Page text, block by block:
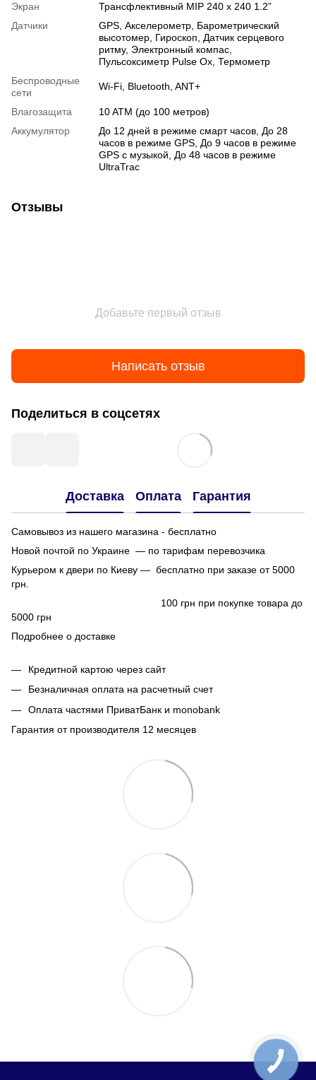
Экран
Трансфлективный MIP 240 x 240 1.2”
Датчики
GPS Акселерометр Барометрический
высотомер Гироскоп
Датчик серцевого
ритму, Электронный компас
Пульсоксиметр Pulse Ox Термометр
Беспроводные
сети
Wi-Fi Bluetooth ANT+
Влагозащита
10 ATM (до 100 метров)
Аккумулятор
До 12 дней в режиме смарт часов, До 28
часов в режиме GPS, До 9 часов в режиме
GPS с музыкой, До 48 часов в режиме
UltraTrac
Отзывы
Добавьте первый отзыв
Написать отзыв
Поделиться в соцсетях
Доставка Оплата Гарантия
Самовывоз из нашего магазина - бесплатно
Новой почтой по Украине — по тарифам перевозчика
Курьером к двери по Киеву — бесплатно при заказе от 5000
грн.
100 грн при покупке товара до
5000 грн
Подробнее о доставке
Кредитной картою через сайт
Безналичная оплата на расчетный счет
Оплата частями ПриватБанк и monobank
Гарантия от производителя 12 месяцев